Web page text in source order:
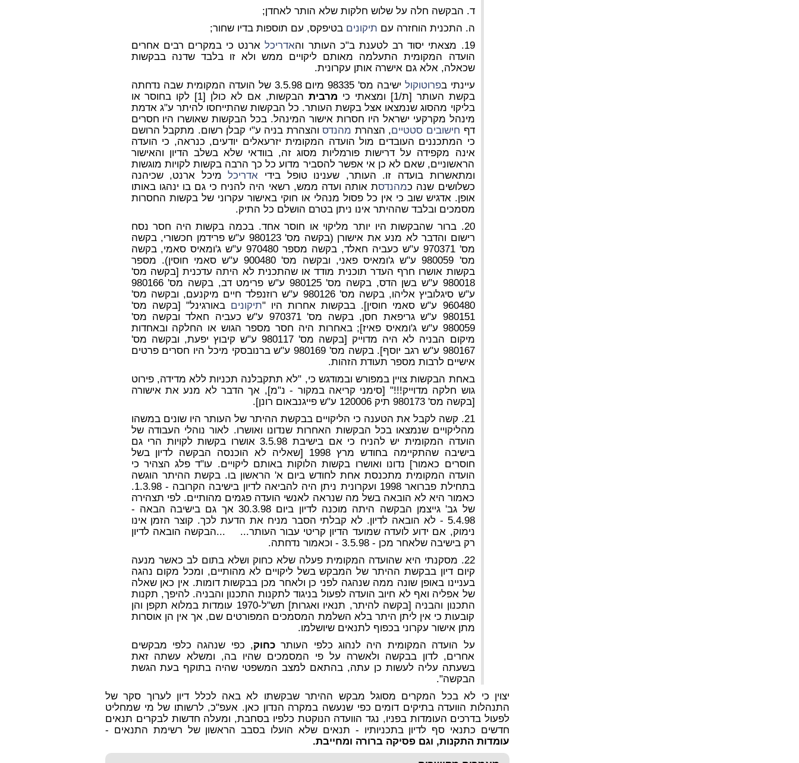
ד. הבקשה חלה על שלוש חלקות שלא הותר לאחדן;
ה. התכנית הוחזרה עם תיקונים בטיפקס, עם תוספות בדיו שחור;
19. מצאתי יסוד רב לטענת ב"כ העותר וה
אדריכלארנט כי במקרים רבים אחרים
הועדה המקומית התעלמה מאותם ליקויים ממש ולא זו בלבד שדנה בבקשות
שכאלה, אלא גם אישרה אותן עקרונית.
עיינתי בפרוטוקול
ישיבה מס' 98335 מיום 3.5.98 של הועדה המקומית שבה נדחתה
בקשת העותר [ת/1] ומצאתי כי
מרבית
הבקשות, אם לא כולן [1] לקו בחוסר או
בליקוי מהסוג שנמצאו אצל בקשת העותר. כל הבקשות שהתייחסו להיתר ע"ג אדמת
מינהל מקרקעי ישראל היו חסרות אישור המינהל. בכל הבקשות שאושרו היו חסרים
דף חישובים סטטיים, הצהרת מהנדסוהצהרת בניה ע"י קבלן רשום. מתקבל הרושם
כי המתכננים העובדים מול הועדה המקומית יזרעאלים יודעים, כנראה, כי הועדה
אינה מקפידה על דרישות פורמליות מסוג זה, בוודאי שלא בשלב הדיון והאישור
הראשוניים, שאם לא כן אי אפשר להסביר מדוע כל כך הרבה בקשות לקויות מוגשות
ומתאשרות בועדה זו. העותר, שענינו טופל בידי אדריכלמיכל ארנט, שכיהנה
כשלושים שנה כמהנדסת אותה ועדה ממש, רשאי היה להניח כי גם בו ינהגו באותו
אופן. אדגיש שוב כי אין כל פסול מנהלי או חוקי באישור עקרוני של בקשות החסרות
מסמכים ובלבד שההיתר אינו ניתן בטרם הושלם כל התיק.
20. ברור שהבקשות היו יותר מליקוי או חוסר אחד. בכמה בקשות היה חסר נסח
רישום והדבר לא מנע את אישורן (בקשה מס' 980123 ע"ש פרידמן חכשורי, בקשה
מס' 970371 ע"ש כעביה חאלד, בקשה מספר 970480 ע"ש ג'ומאיס סאמי, בקשה
מס' 980059 ע"ש ג'ומאיס פאני, ובקשה מס' 900480 ע"ש סאמי חוסין). מספר
בקשות אושרו חרף העדר תוכנית מודד או שהתכנית לא היתה עדכנית [בקשה מס'
980018 ע"ש בשן הדס, בקשה מס' 980125 ע"ש פרימט דב, בקשה מס' 980166
ע"ש סיגלוביץ אליהו, בקשה מס' 980126 ע"ש רוזנפלד חיים מיקנעם, ובקשה מס'
960480 ע"ש סאמי חוסין]. בבקשות אחרות היו "
תיקונים באורגינל" [בקשה מס'
980151 ע"ש גריפאת חסן, בקשה מס' 970371 ע"ש כעביה חאלד ובקשה מס'
980059 ע"ש ג'ומאיס פאיז]; באחרות היה חסר מספר הגוש או החלקה ובאחדות
מיקום הבניה לא היה מדוייק [בקשה מס' 980117 ע"ש קיבוץ יפעת, ובקשה מס'
980167 ע"ש רגב יוסף]. בקשה מס' 980169 ע"ש ברנובסקי מיכל היו חסרים פרטים
אישיים לרבות מספר תעודת הזהות.
באחת הבקשות צויין במפורש ובמודגש כי, "לא תתקבלנה תכניות ללא מדידה, פירוט
גוש חלקה מדוייק!!!" [סימני קריאה במקור - נ"מ], אך הדבר לא מנע את אישורה
[בקשה מס' 980173 תיק 120006 ע"ש פייגנבאום רונן].
21. קשה לקבל את הטענה כי הליקויים בבקשת ההיתר של העותר היו שונים במשהו
מהליקויים שנמצאו בכל הבקשות האחרות שנדונו ואושרו. לאור נוהלי העבודה של
הועדה המקומית יש להניח כי אם בישיבת 3.5.98 אושרו בקשות לקויות הרי גם
בישיבה שהתקיימה בחודש מרץ 1998 [שאליה לא הוכנסה הבקשה לדיון בשל
חוסרים כאמור] נדונו ואושרו בקשות הלוקות באותם ליקויים. עו"ד פלג הצהיר כי
הועדה המקומית מתכנסת אחת לחודש ביום א' הראשון בו. בקשת ההיתר הוגשה
בתחילת פברואר 1998 ועקרונית ניתן היה להביאה לדיון בישיבה הקרובה - 1.3.98.
כאמור היא לא הובאה בשל מה שנראה לאנשי הועדה פגמים מהותיים. לפי תצהירה
של גב' גייצמן הבקשה היתה מוכנה לדיון ביום 30.3.98 אך גם בישיבה הבאה -
5.4.98 - לא הובאה לדיון. לא קבלתי הסבר מניח את הדעת לכך. קוצר הזמן אינו
נימוק, אם ידוע לועדה שמועד הדיון קריטי עבור העותר... ...הבקשה הובאה לדיון
רק בישיבה שלאחר מכן - 3.5.98 - וכאמור נדחתה.
22. מסקנתי היא שהועדה המקומית פעלה שלא כחוק ושלא בתום לב כאשר מנעה
קיום דיון בבקשת ההיתר של המבקש בשל ליקויים לא מהותיים, ומכל מקום נהגה
בעניינו באופן שונה ממה שנהגה לפני כן ולאחר מכן בבקשות דומות. אין כאן שאלה
של אפליה ואף לא חיוב הועדה לפעול בניגוד לתקנות התכנון והבניה. להיפך, תקנות
התכנון והבניה [בקשה להיתר, תנאיו ואגרות] תש"ל-1970 עומדות במלוא תקפן והן
קובעות כי אין ליתן היתר בלא השלמת המסמכים המפורטים שם, אך אין הן אוסרות
מתן אישור עקרוני בכפוף לתנאים שיושלמו.
על הועדה המקומית היה לנהוג כלפי העותרכחוק, כפי שנהגה כלפי מבקשים
אחרים, לדון בבקשה ולאשרה על פי המסמכים שהיו בה, ומשלא עשתה זאת
בשעתה עליה לעשות כן עתה, בהתאם למצב המשפטי שהיה בתוקף בעת הגשת
הבקשה".
יצוין כי לא בכל המקרים מסוגל מבקש ההיתר שבקשתו לא באה לכלל דיון לערוך סקר של
התנהלות הוועדה בתיקים דומים כפי שנעשה במקרה הנדון כאן. אעפ"כ, לרשותו של מי שמחליט
לפעול בדרכים העומדות בפניו, נגד הוועדה הנוקטת כלפיו בסחבת, ומעלה חדשות לבקרים תנאים
חדשים כתנאי סף לדיון בתכניותיו - תנאים שלא הועלו בסבב הראשון של רשימת התנאים -
עומדות התקנות, וגם פסיקה ברורה ומחייבת.